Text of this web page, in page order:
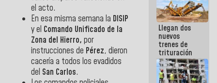
el acto.
En esa misma semana la DISIP
y el Comando Unificado de la
Zona del Hierro, por
instrucciones de Pérez, dieron
cacería a todos los evadidos
del San Carlos.
que escribes
porque lo
que haces
es
embarrarla
Llegan dos
nuevos
trenes de
trituración
para
optimizar
manejo de